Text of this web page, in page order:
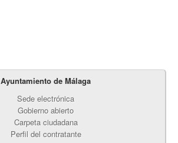
Ayuntamiento de Málaga
Sede electrónica
Gobierno abierto
Carpeta ciudadana
Perfil del contratante